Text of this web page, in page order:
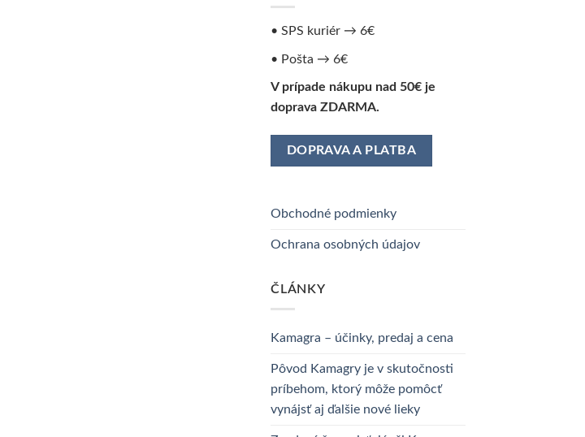
• SPS kuriér → 6€
• Pošta → 6€
V prípade nákupu nad 50€ je
doprava ZDARMA.
DOPRAVA A PLATBA
Obchodné podmienky
Ochrana osobných údajov
ČLÁNKY
Kamagra – účinky, predaj a cena
Pôvod Kamagry je v skutočnosti
príbehom, ktorý môže pomôcť
vynájsť aj ďalšie nové lieky